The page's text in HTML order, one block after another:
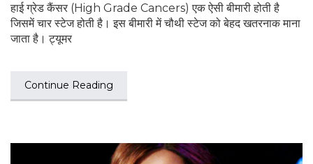
हाई ग्रेड कैंसर (High Grade Cancers) एक ऐसी बीमारी होती है
जिसमें चार स्टेज होती है। इस बीमारी में चौथी स्टेज को बेहद खतरनाक माना
जाता है। ट्यूमर
Continue Reading